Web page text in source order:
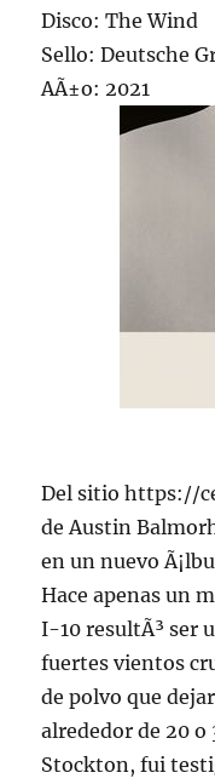
Disco: The Wind
Sello: Deutsche
AÃ±o: 2021
Del sitio https://
de Austin
en un nuevo
Hace apenas un
I-10 resultÃ³ ser
fuertes vientos
de polvo que
alrededor de 20 o
Stockton, fui